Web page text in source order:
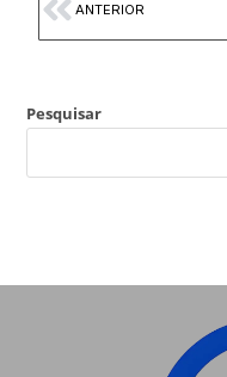
ANTERIOR
Pesquisar